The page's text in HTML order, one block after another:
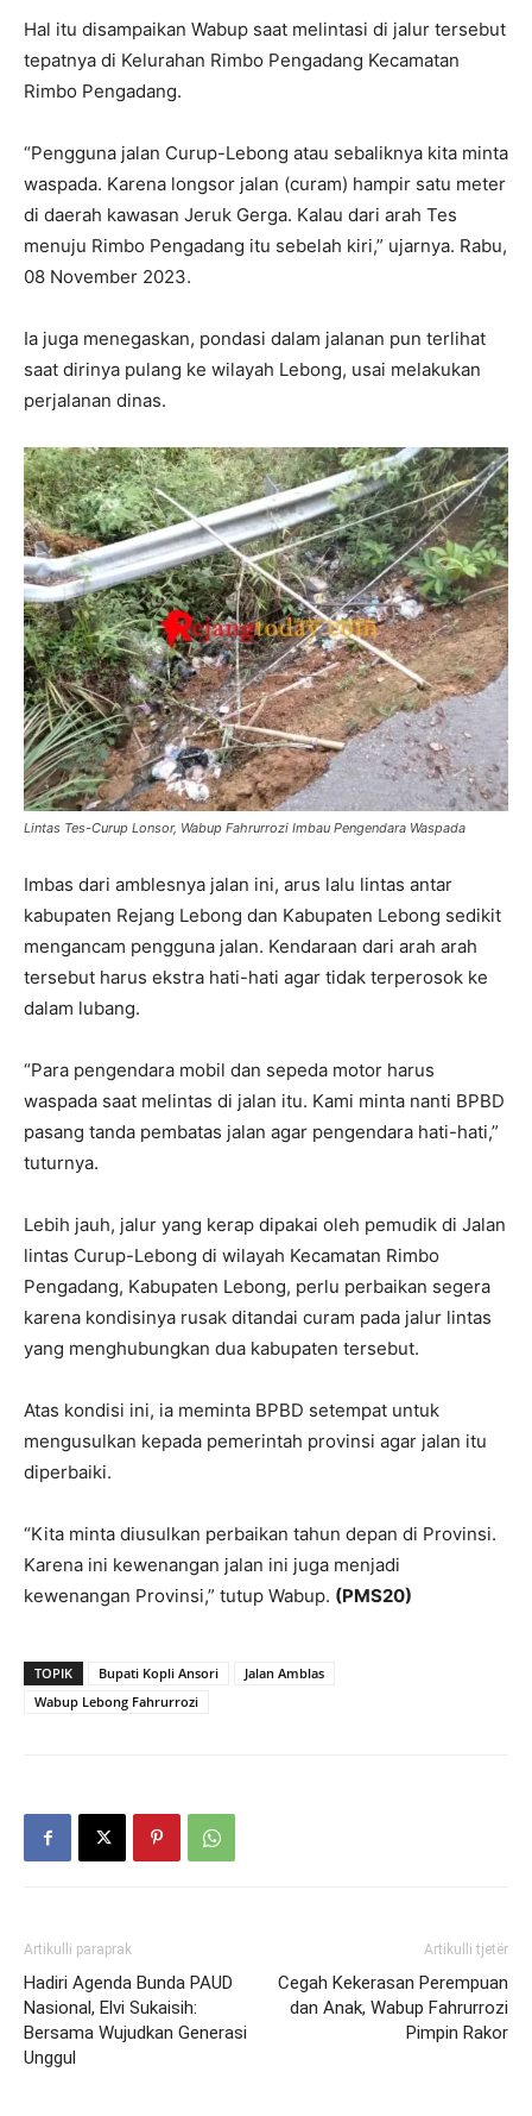
Hal itu disampaikan Wabup saat melintasi di jalur tersebut
tepatnya di Kelurahan Rimbo Pengadang Kecamatan
Rimbo Pengadang.
“Pengguna jalan Curup-Lebong atau sebaliknya kita minta
waspada. Karena longsor jalan (curam) hampir satu meter
di daerah kawasan Jeruk Gerga. Kalau dari arah Tes
menuju Rimbo Pengadang itu sebelah kiri,” ujarnya. Rabu,
08 November 2023.
Ia juga menegaskan, pondasi dalam jalanan pun terlihat
saat dirinya pulang ke wilayah Lebong, usai melakukan
perjalanan dinas.
Lintas Tes-Curup Lonsor, Wabup Fahrurrozi Imbau Pengendara Waspada
Imbas dari amblesnya jalan ini, arus lalu lintas antar
kabupaten Rejang Lebong dan Kabupaten Lebong sedikit
mengancam pengguna jalan. Kendaraan dari arah arah
tersebut harus ekstra hati-hati agar tidak terperosok ke
dalam lubang.
“Para pengendara mobil dan sepeda motor harus
waspada saat melintas di jalan itu. Kami minta nanti BPBD
pasang tanda pembatas jalan agar pengendara hati-hati,”
tuturnya.
Lebih jauh, jalur yang kerap dipakai oleh pemudik di Jalan
lintas Curup-Lebong di wilayah Kecamatan Rimbo
Pengadang, Kabupaten Lebong, perlu perbaikan segera
karena kondisinya rusak ditandai curam pada jalur lintas
yang menghubungkan dua kabupaten tersebut.
Atas kondisi ini, ia meminta BPBD setempat untuk
mengusulkan kepada pemerintah provinsi agar jalan itu
diperbaiki.
“Kita minta diusulkan perbaikan tahun depan di Provinsi.
Karena ini kewenangan jalan ini juga menjadi
kewenangan Provinsi,” tutup Wabup. (PMS20)
TOPIK Bupati Kopli Ansori
Jalan Amblas
Wabup Lebong Fahrurrozi
Artikulli paraprak
Hadiri Agenda Bunda PAUD
Nasional, Elvi Sukaisih:
Bersama Wujudkan Generasi
Unggul
Artikulli tjetër
Cegah Kekerasan Perempuan
dan Anak, Wabup Fahrurrozi
Pimpin Rakor